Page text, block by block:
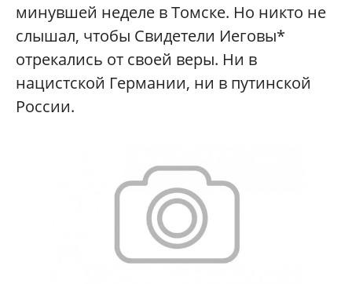
минувшей неделе в Томске. Но никто не
слышал, чтобы Свидетели Иеговы*
отрекались от своей веры. Ни в
нацистской Германии, ни в путинской
России.